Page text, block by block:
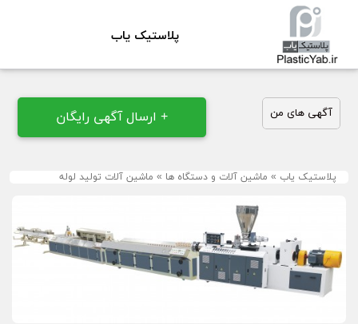
پلاستیک یاب
آگهی های من + ارسال آگهی رایگان
پلاستیک یاب » ماشین آلات و دستگاه ها » ماشین آلات تولید لوله